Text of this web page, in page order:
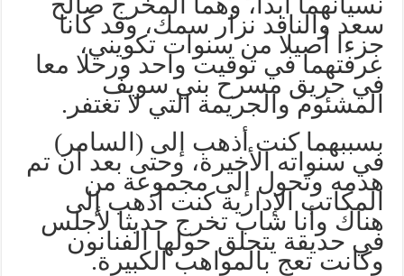
سعد والناقد نزار سمك، وقد كانا
جزءا أصيلا من سنوات تكويني،
عرفتهما في توقيت واحد ورحلا معا
في حريق مسرح بني سويف
المشئوم والجريمة التي لا تغتفر.
بسببهما كنت أذهب إلى (السامر)
في سنواته الأخيرة، وحتى بعد أن تم
هدمه وتحول إلى مجموعة من
المكاتب الإدارية كنت أذهب إلى
هناك وأنا شاب تخرج حديثا لأجلس
في حديقة يتحلق حولها الفنانون
وكانت تعج بالمواهب الكبيرة.